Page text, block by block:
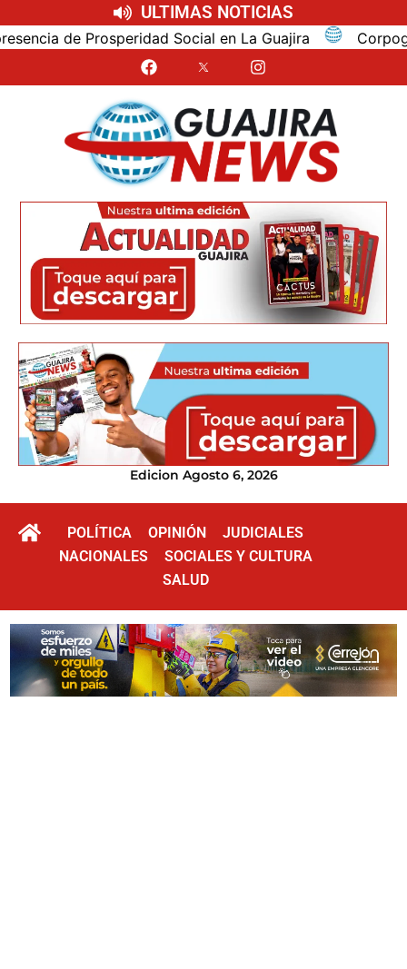
ULTIMAS NOTICIAS
Prosperidad Social en La Guajira Corpoguajira
Edicion Agosto 6, 2026
POLÍTICA OPINIÓN
JUDICIALES
NACIONALES
SOCIALES Y CULTURA
SALUD